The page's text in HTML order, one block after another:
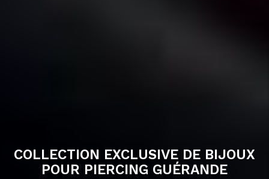
COLLECTION EXCLUSIVE DE BIJOUX
POUR PIERCING GUÉRANDE